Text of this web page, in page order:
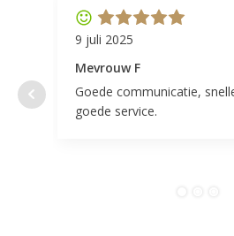
9 juli 2025
Mevrouw F
Goede communicatie,
goede service.